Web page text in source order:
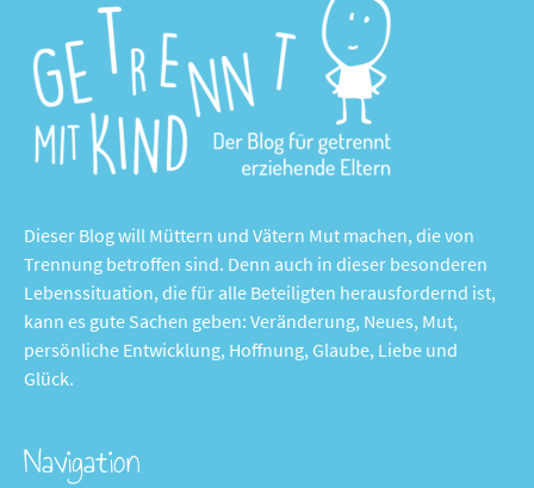
Dieser Blog will Müttern und Vätern Mut machen, die von
Trennung betroffen sind. Denn auch in dieser besonderen
Lebenssituation, die für alle Beteiligten herausfordernd ist,
kann es gute Sachen geben: Veränderung, Neues, Mut,
persönliche Entwicklung, Hoffnung, Glaube, Liebe und
Glück.
Navigation